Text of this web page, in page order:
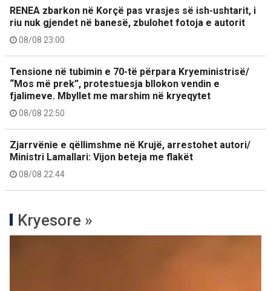
RENEA zbarkon në Korçë pas vrasjes së ish-ushtarit, i
riu nuk gjendet në banesë, zbulohet fotoja e autorit
08/08 23:00
Tensione në tubimin e 70-të përpara Kryeministrisë/
“Mos më prek”, protestuesja bllokon vendin e
fjalimeve. Mbyllet me marshim në kryeqytet
08/08 22:50
Zjarrvënie e qëllimshme në Krujë, arrestohet autori/
Ministri Lamallari: Vijon beteja me flakët
08/08 22:44
Kryesore »